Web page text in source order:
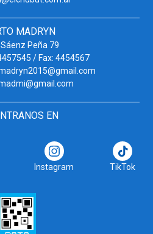
MADRYN
Peña 79
/ Fax: 4454567
EN
Instagram TikTok